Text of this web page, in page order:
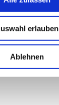
erlauben
Ablehnen